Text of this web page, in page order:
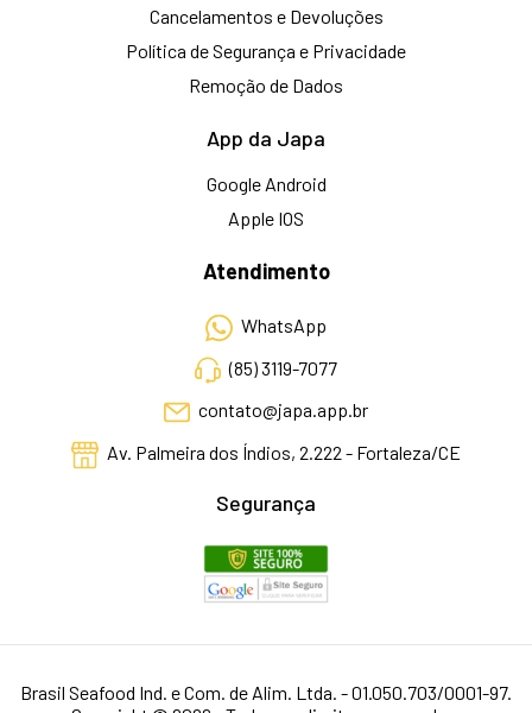
Cancelamentos e Devoluções
Política de Segurança e Privacidade
Remoção de Dados
App da Japa
Google Android
Apple IOS
Atendimento
WhatsApp
(85) 3119-7077
contato@japa.app.br
Av. Palmeira dos Índios, 2.222 - Fortaleza/CE
Segurança
Brasil Seafood Ind. e Com. de Alim. Ltda. - 01.050.703/0001-97.